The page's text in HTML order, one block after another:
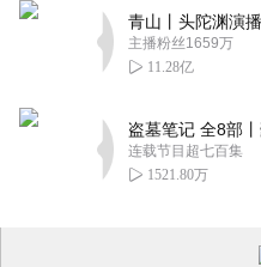
主播粉丝1659万
11.28亿
连载节目超七百集
1521.80万